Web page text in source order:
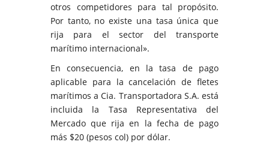
otros competidores para tal propósito.
Por tanto, no existe una tasa única que
rija para el sector del transporte
marítimo internacional».
En consecuencia, en la tasa de pago
aplicable para la cancelación de fletes
marítimos a Cia. Transportadora S.A. está
incluida la Tasa Representativa del
Mercado que rija en la fecha de pago
más $20 (pesos col) por dólar.